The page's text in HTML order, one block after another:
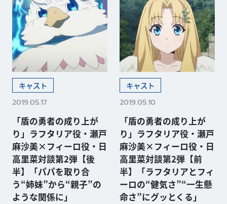
キャスト
2019.05.17
「盾の勇者の成り上が
り」ラフタリア役・瀬戸
麻沙美×フィーロ役・日
高里菜対談第2弾【後
半】「パパを取り合
う“姉妹”から“親子”の
ような関係に」
キャスト
2019.05.10
「盾の勇者の成り上が
り」ラフタリア役・瀬戸
麻沙美×フィーロ役・日
高里菜対談第2弾【前
半】「ラフタリアとフィ
ーロの“健気さ”“一生懸
命さ”にグッとくる」